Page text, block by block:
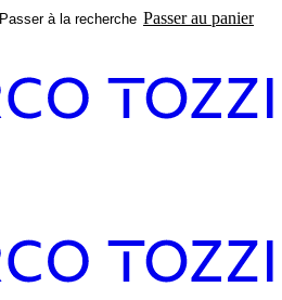
Passer à la recherche Passer au panier